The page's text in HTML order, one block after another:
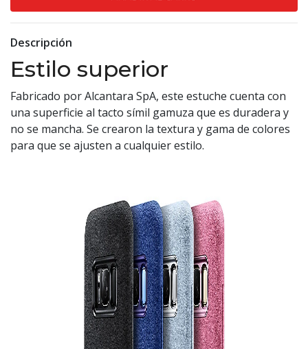
Descripción
Estilo superior
Fabricado por Alcantara SpA, este estuche cuenta con
una superficie al tacto símil gamuza que es duradera y
no se mancha. Se crearon la textura y gama de colores
para que se ajusten a cualquier estilo.